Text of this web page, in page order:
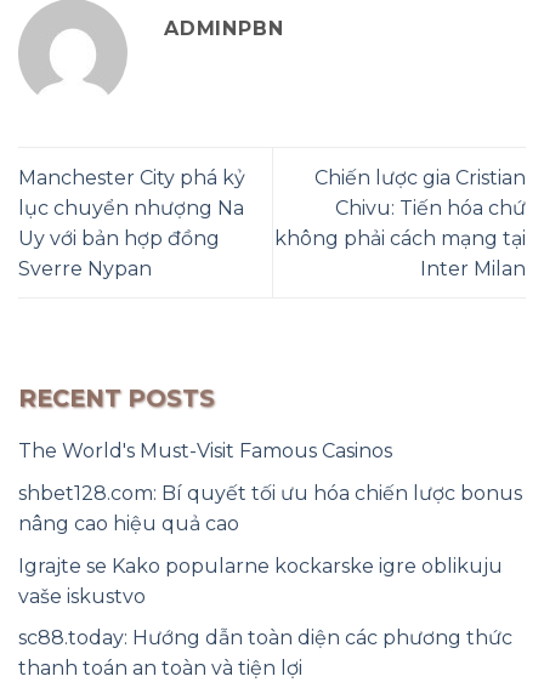
ADMINPBN
Manchester City phá kỷ
lục chuyển nhượng Na
Uy với bản hợp đồng
Sverre Nypan
Chiến lược gia Cristian
Chivu: Tiến hóa chứ
không phải cách mạng tại
Inter Milan
RECENT POSTS
The World's Must-Visit Famous Casinos
shbet128.com: Bí quyết tối ưu hóa chiến lược bonus
nâng cao hiệu quả cao
Igrajte se Kako popularne kockarske igre oblikuju
vaše iskustvo
sc88.today: Hướng dẫn toàn diện các phương thức
thanh toán an toàn và tiện lợi